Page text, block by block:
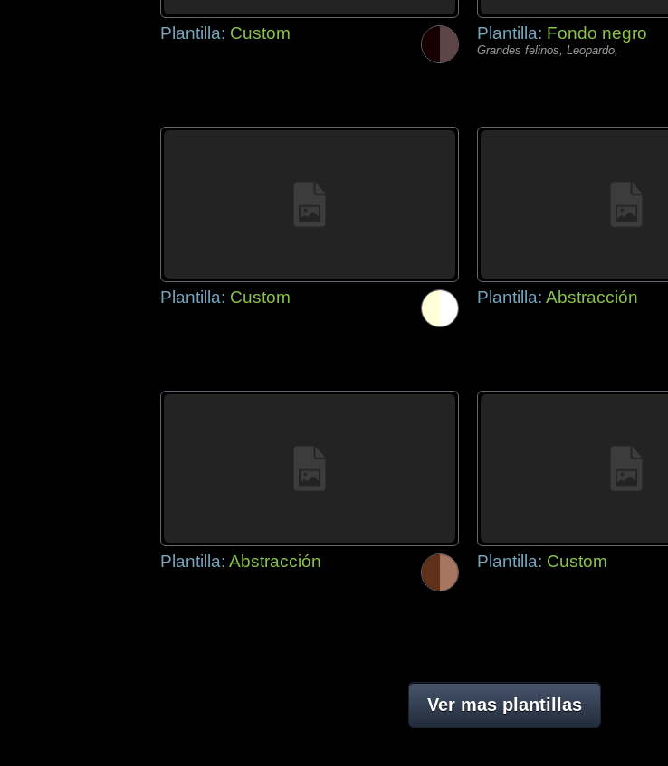
Plantilla: Custom Plantilla: Fondo negro
Grandes felinos, Leopardo,
Plantilla: Custom Plantilla: Abstracción
Plantilla: Abstracción Plantilla: Custom
Ver mas plantillas